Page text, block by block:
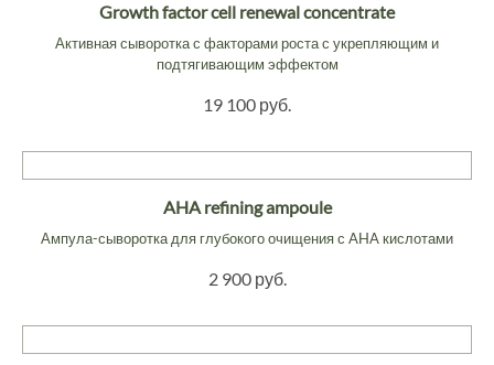
Growth factor cell renewal concentrate
Активная сыворотка с факторами роста с укрепляющим и
подтягивающим эффектом
19 100 руб.
AHA refining ampoule
Ампула-сыворотка для глубокого очищения с AHA кислотами
2 900 руб.